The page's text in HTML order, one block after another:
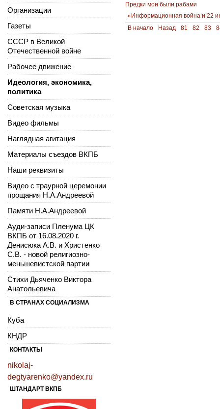
Предки мои были рабами
«Информационная война и 22
В начало
Назад 81 82 83
Организации
Газеты
СССР в Великой
Отечественной войне
Рабочее движение
Идеология, экономика,
политика
Советская музыка
Видео фильмы
Наглядная агитация
Материалы съездов ВКПБ
Наши реквизиты
Видео с траурной церемонии
прощания Н.А.Андреевой
Памяти Н.А.Андреевой
Ауди-записи Пленума ЦК
ВКПБ от 16.08.2020 г.
Денисюка А.В. и Христенко
С.В. - новой религиозно-
меньшевистской партии
Стихи Дьяченко Виктора
Анатольевича
В СТРАНАХ СОЦИАЛИЗМА
Куба
КНДР
КОНТАКТЫ
nikolaj-
degtyarenko@yandex.ru
ШТАНДАРТ ВКПБ